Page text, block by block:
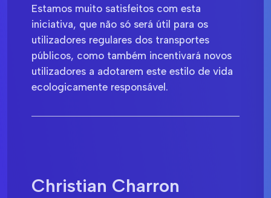
Estamos muito satisfeitos com esta
iniciativa, que não só será útil para os
utilizadores regulares dos transportes
públicos, como também incentivará novos
utilizadores a adotarem este estilo de vida
ecologicamente responsável.
Christian Charron